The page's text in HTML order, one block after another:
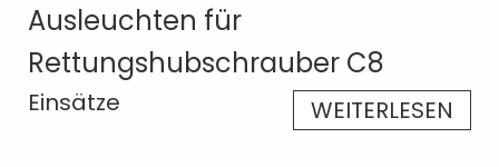
Ausleuchten für
Rettungshubschrauber C8
Einsätze WEITERLESEN